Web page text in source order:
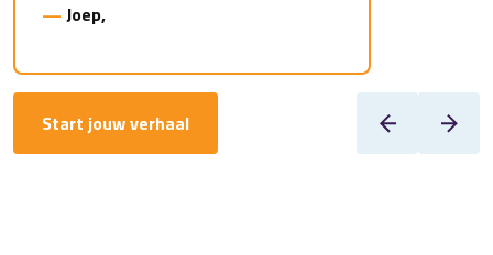
— Joep,
Start jouw verhaal